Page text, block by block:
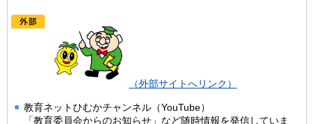
（外部サイトへリンク）
教育ネットひむかチャンネル（YouTube）
「教育委員会からのお知らせ」など随時情報を発信していま